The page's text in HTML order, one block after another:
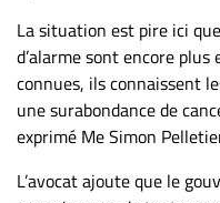
La situation est pire ici
d’alarme sont encore
connues, ils connaissent
une surabondance de
exprimé Me Simon
L’avocat ajoute que le